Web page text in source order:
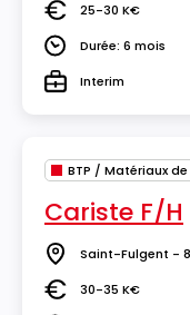
Salaire25-30 K€
DuréeDurée: 6 mois
TypeInterim
Cariste F/H
Lieu Saint-Fulgent -
Salaire30-35 K€